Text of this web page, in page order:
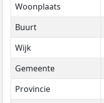
Woonplaats
Buurt
Wijk
Gemeente
Provincie